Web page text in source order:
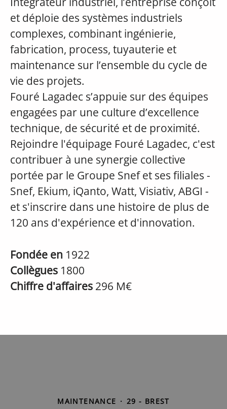
et déploie des systèmes industriels
complexes, combinant ingénierie,
fabrication, process, tuyauterie et
maintenance sur l’ensemble du cycle de
vie des projets.
Fouré Lagadec s’appuie sur des équipes
engagées par une culture d’excellence
technique, de sécurité et de proximité.
Rejoindre l'équipage Fouré Lagadec, c'est
contribuer à une synergie collective
portée par le Groupe Snef et ses filiales -
Snef, Ekium, iQanto, Watt, Visiativ, ABGI -
et s'inscrire dans une histoire de plus de
120 ans d'expérience et d'innovation.
Fondée en 1922
Collègues 1800
Chiffre d'affaires 296 M€
MAINTENANCE · 29 - BREST